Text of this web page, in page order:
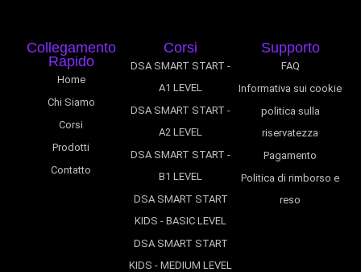
Collegamento
Rapido
Home
Chi Siamo
Corsi
Prodotti
Contatto
Corsi
DSA SMART START -
A1 LEVEL
DSA SMART START -
A2 LEVEL
DSA SMART START -
B1 LEVEL
DSA SMART START
KIDS - BASIC LEVEL
DSA SMART START
KIDS - MEDIUM LEVEL
Supporto
FAQ
Informativa sui cookie
politica sulla
riservatezza
Pagamento
Politica di rimborso e
reso